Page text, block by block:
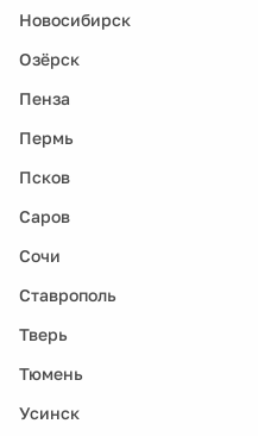
Новосибирск
Озёрск
Пенза
Пермь
Псков
Саров
Сочи
Ставрополь
Тверь
Тюмень
Усинск